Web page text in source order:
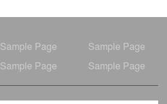
Sample Page
Sample Page
Sample Page Sample Page